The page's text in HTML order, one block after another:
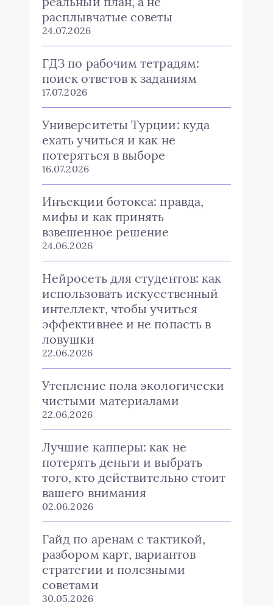
расплывчатые советы
24.07.2026
ГДЗ по рабочим тетрадям:
поиск ответов к заданиям
17.07.2026
Университеты Турции: куда
ехать учиться и как не
потеряться в выборе
16.07.2026
Инъекции ботокса: правда,
мифы и как принять
взвешенное решение
24.06.2026
Нейросеть для студентов: как
использовать искусственный
интеллект, чтобы учиться
эффективнее и не попасть в
ловушки
22.06.2026
Утепление пола экологически
чистыми материалами
22.06.2026
Лучшие капперы: как не
потерять деньги и выбрать
того, кто действительно стоит
вашего внимания
02.06.2026
Гайд по аренам с тактикой,
разбором карт, вариантов
стратегии и полезными
советами
30.05.2026